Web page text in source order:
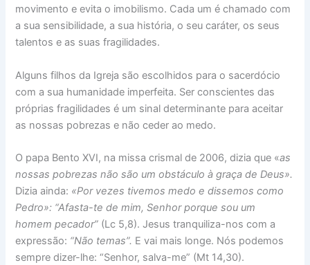
movimento e evita o imobilismo. Cada um é chamado com
a sua sensibilidade, a sua história, o seu caráter, os seus
talentos e as suas fragilidades.
Alguns filhos da Igreja são escolhidos para o sacerdócio
com a sua humanidade imperfeita. Ser conscientes das
próprias fragilidades é um sinal determinante para aceitar
as nossas pobrezas e não ceder ao medo.
O papa Bento XVI, na missa crismal de 2006, dizia que «as
nossas pobrezas não são um obstáculo à graça de Deus».
Dizia ainda: «Por vezes tivemos medo e dissemos como
Pedro»: “Afasta-te de mim, Senhor porque sou um
homem pecador” (Lc 5,8). Jesus tranquiliza-nos com a
expressão: “Não temas”. E vai mais longe. Nós podemos
sempre dizer-lhe: “Senhor, salva-me” (Mt 14,30).